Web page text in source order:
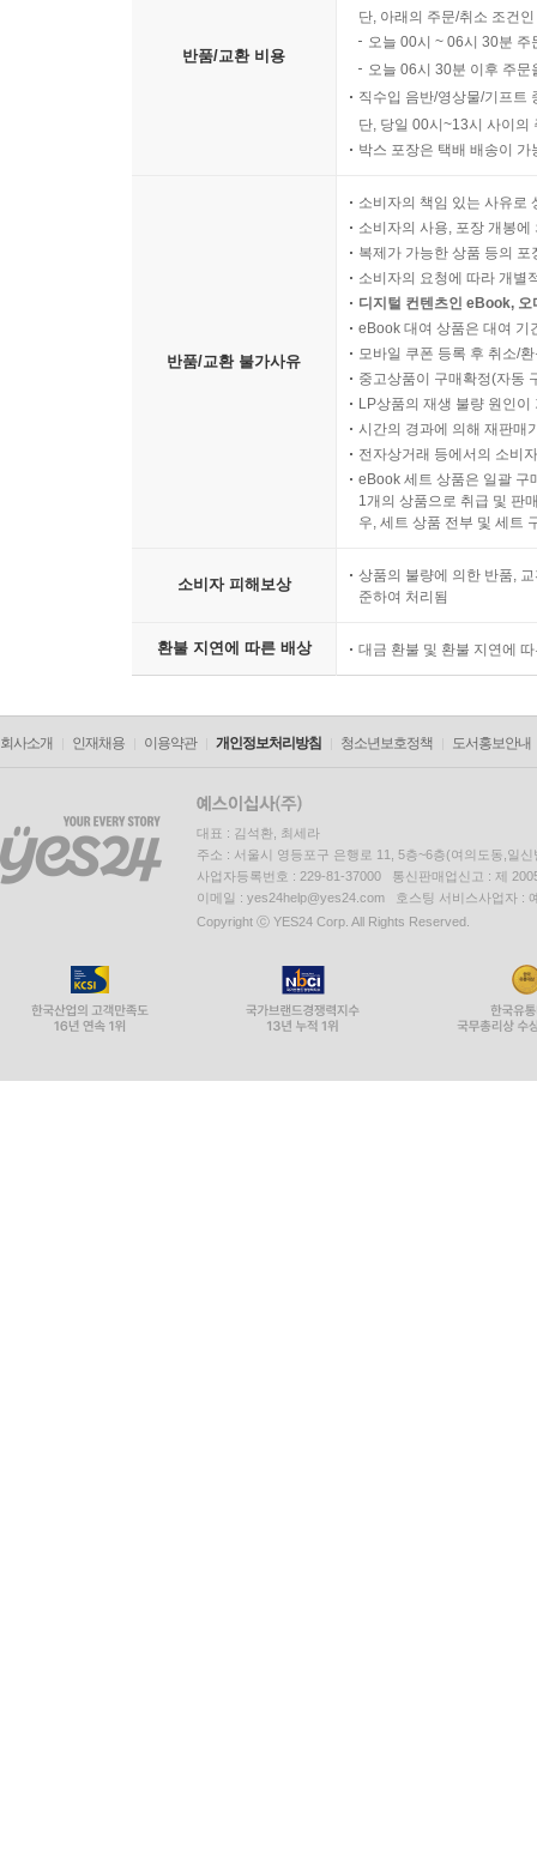
반품/교환 비용
단, 아래의 주문/취소 조건
오늘 00시 ~ 06시 30분
오늘 06시 30분 이후 주
직수입 음반/영상물/기프트
단, 당일 00시~13시 사이의
박스 포장은 택배 배송이
반품/교환 불가사유
소비자의 책임 있는 사유로
소비자의 사용, 포장 개봉
복제가 가능한 상품 등의
소비자의 요청에 따라 개별
디지털 컨텐츠인 eBook,
eBook 대여 상품은 대여 기
모바일 쿠폰 등록 후 취소/
중고상품이 구매확정(자동
LP상품의 재생 불량 원인
시간의 경과에 의해 재판매
전자상거래 등에서의 소비
eBook 세트 상품은 일괄 구
1개의 상품으로 취급 및 판
우, 세트 상품 전부 및 세트
소비자 피해보상
상품의 불량에 의한 반품,
준하여 처리됨
환불 지연에 따른 배상 대금 환불 및 환불 지연에
회사소개 인재채용 이용약관 개인정보처리방침 청소년보호정책 도서홍보안내
대표 : 김석환, 최세라
주소 : 서울시 영등포구 은행로 11, 5층~6층(여의도동,일신
사업자등록번호 : 229-81-37000 통신판매업신고 : 제
이메일 : yes24help@yes24.com 호스팅 서비스사업자 :
Copyright ⓒ YES24 Corp. All Rights Reserved.